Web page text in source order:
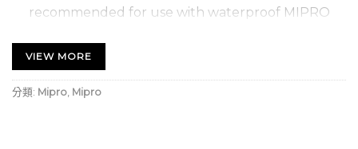
recommended for use with waterproof MIPRO
Omnidirectional polar pattern with excellent off-
axis response provides comprehensive pickup
coverage.
VIEW MORE
分類: Mipro, Mipro